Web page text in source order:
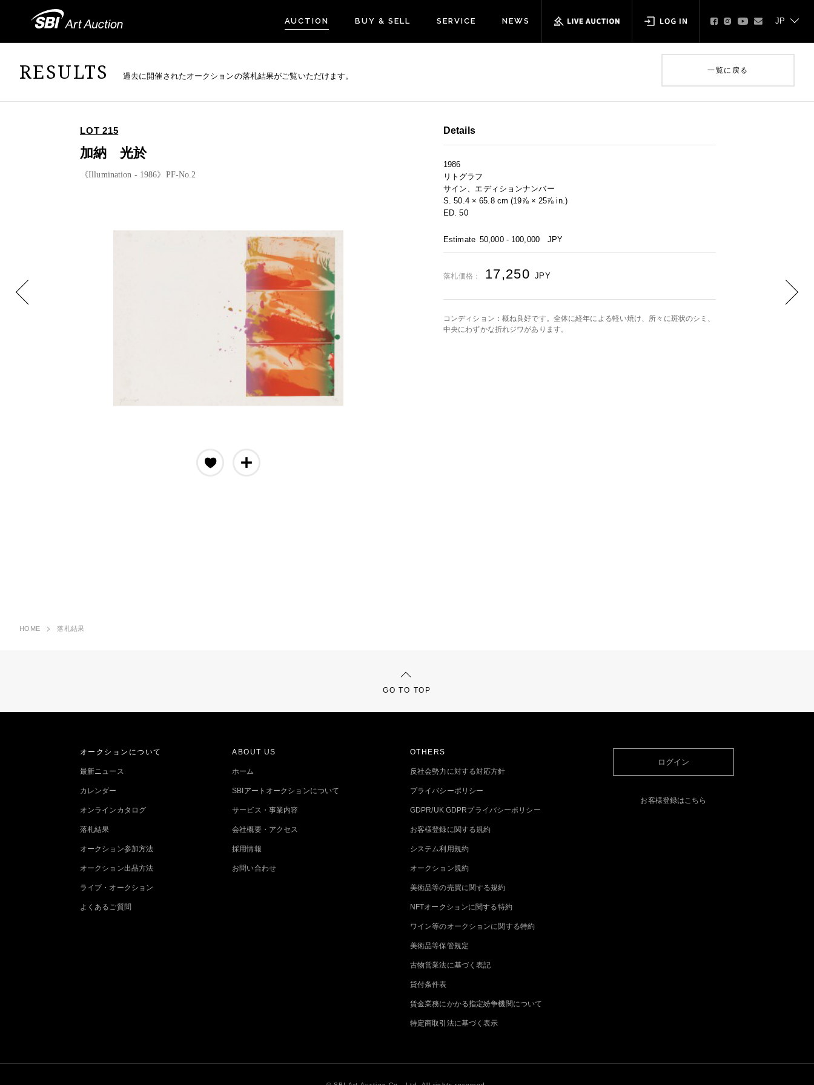
AUCTION BUY & SELL SERVICE NEWS
RESULTS 過去に開催されたオークションの落札結果がご覧いただけます。
一覧に戻る
LOT 215
加納 光於
《Illumination - 1986》PF-No.2
Details
1986
リトグラフ
サイン、エディションナンバー
S. 50.4 × 65.8 cm (19⅞ × 25⅞ in.)
ED. 50
Estimate 50,000 - 100,000 JPY
落札価格： 17,250 JPY
コンディション：概ね良好です。全体に経年による軽い焼け、所々に斑状のシミ、
中央にわずかな折れジワがあります。
HOME 落札結果
GO TO TOP
オークションについて
最新ニュース
カレンダー
オンラインカタログ
落札結果
オークション参加方法
オークション出品方法
ライブ・オークション
よくあるご質問
ABOUT US
ホーム
SBIアートオークションについて
サービス・事業内容
会社概要・アクセス
採用情報
お問い合わせ
OTHERS
反社会勢力に対する対応方針
プライバシーポリシー
GDPR/UK GDPRプライバシーポリシー
お客様登録に関する規約
システム利用規約
オークション規約
美術品等の売買に関する規約
NFTオークションに関する特約
ワイン等のオークションに関する特約
美術品等保管規定
古物営業法に基づく表記
貸付条件表
賃金業務にかかる指定紛争機関について
特定商取引法に基づく表示
ログイン
お客様登録はこちら